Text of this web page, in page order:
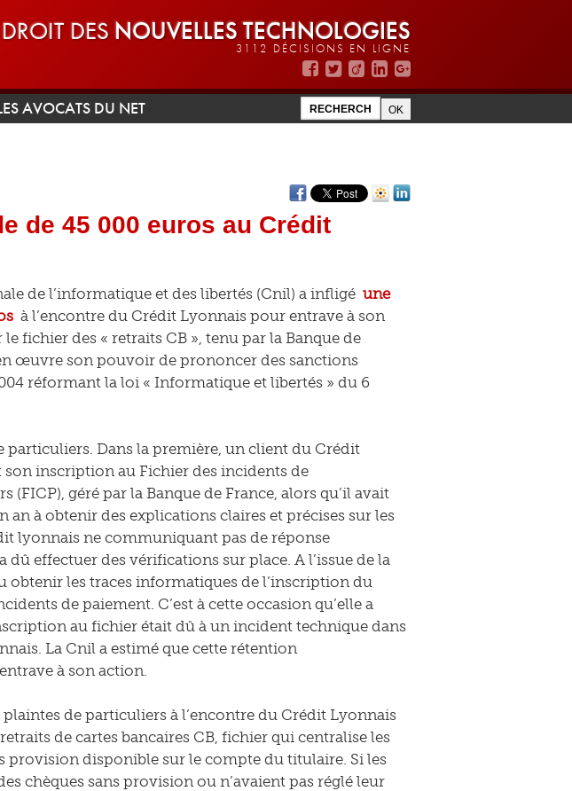
DROIT DES NOUVELLES TECHNOLOGIES
3112 DÉCISIONS EN LIGNE
AVOCATS DU NET
de 45 000 euros au Crédit
de l’informatique et des libertés (Cnil) a infligé une
à l’encontre du Crédit Lyonnais pour entrave à son
fichier des « retraits CB », tenu par la Banque de
œuvre son pouvoir de prononcer des sanctions
réformant la loi « Informatique et libertés » du 6
particuliers. Dans la première, un client du Crédit
inscription au Fichier des incidents de
géré par la Banque de France, alors qu’il avait
an à obtenir des explications claires et précises sur les
lyonnais ne communiquant pas de réponse
effectuer des vérifications sur place. A l’issue de la
obtenir les traces informatiques de l’inscription du
de paiement. C’est à cette occasion qu’elle a
au fichier était dû à un incident technique dans
La Cnil a estimé que cette rétention
à son action.
de particuliers à l’encontre du Crédit Lyonnais
de cartes bancaires CB, fichier qui centralise les
provision disponible sur le compte du titulaire. Si les
chèques sans provision ou n’avaient pas réglé leur